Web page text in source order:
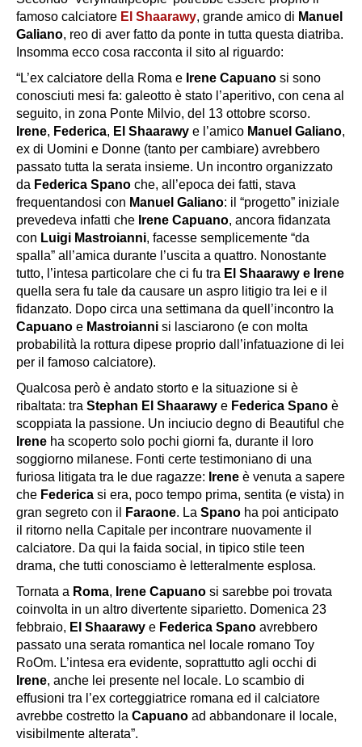
famoso calciatore El Shaarawy, grande amico di Manuel
Galiano, reo di aver fatto da ponte in tutta questa diatriba.
Insomma ecco cosa racconta il sito al riguardo:
“L’ex calciatore della Roma e Irene Capuano si sono
conosciuti mesi fa: galeotto è stato l’aperitivo, con cena al
seguito, in zona Ponte Milvio, del 13 ottobre scorso.
Irene, Federica, El Shaarawy e l’amico Manuel Galiano,
ex di Uomini e Donne (tanto per cambiare) avrebbero
passato tutta la serata insieme. Un incontro organizzato
da Federica Spano che, all’epoca dei fatti, stava
frequentandosi con Manuel Galiano: il “progetto” iniziale
prevedeva infatti che Irene Capuano, ancora fidanzata
con Luigi Mastroianni, facesse semplicemente “da
spalla” all’amica durante l’uscita a quattro. Nonostante
tutto, l’intesa particolare che ci fu tra El Shaarawy e Irene
quella sera fu tale da causare un aspro litigio tra lei e il
fidanzato. Dopo circa una settimana da quell’incontro la
Capuano e Mastroianni si lasciarono (e con molta
probabilità la rottura dipese proprio dall’infatuazione di lei
per il famoso calciatore).
Qualcosa però è andato storto e la situazione si è
ribaltata: tra Stephan El Shaarawy e Federica Spano è
scoppiata la passione. Un inciucio degno di Beautiful che
Irene ha scoperto solo pochi giorni fa, durante il loro
soggiorno milanese. Fonti certe testimoniano di una
furiosa litigata tra le due ragazze: Irene è venuta a sapere
che Federica si era, poco tempo prima, sentita (e vista) in
gran segreto con il
Faraone. La Spano ha poi anticipato
il ritorno nella Capitale per incontrare nuovamente il
calciatore. Da qui la faida social, in tipico stile teen
drama, che tutti conosciamo è letteralmente esplosa.
Tornata a Roma, Irene Capuano si sarebbe poi trovata
coinvolta in un altro divertente siparietto. Domenica 23
febbraio, El Shaarawy e Federica Spano avrebbero
passato una serata romantica nel locale romano Toy
RoOm. L’intesa era evidente, soprattutto agli occhi di
Irene, anche lei presente nel locale. Lo scambio di
effusioni tra l’ex corteggiatrice romana ed il calciatore
avrebbe costretto la Capuano ad abbandonare il locale,
visibilmente alterata”.